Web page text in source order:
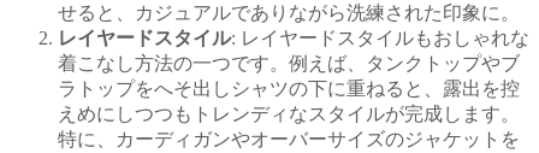
せると、カジュアルでありながら洗練された印象に。
レイヤードスタイル: レイヤードスタイルもおしゃれな
着こなし方法の一つです。例えば、タンクトップやブ
ラトップをへそ出しシャツの下に重ねると、露出を控
えめにしつつもトレンディなスタイルが完成します。
特に、カーディガンやオーバーサイズのジャケットを